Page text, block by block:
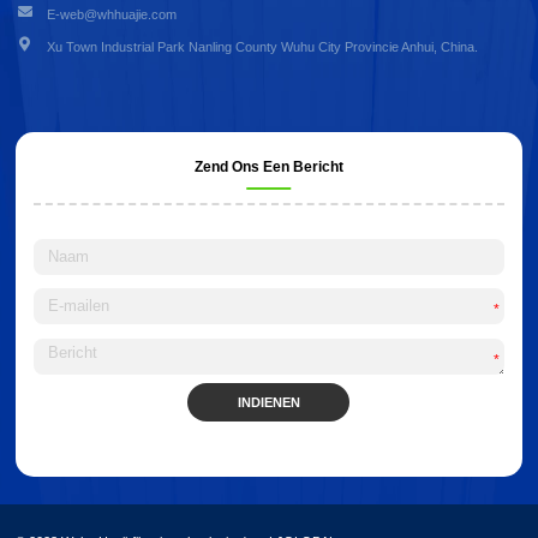
E-web@whhuajie.com
Xu Town Industrial Park Nanling County Wuhu City Provincie Anhui, China.
Zend Ons Een Bericht
*
*
INDIENEN